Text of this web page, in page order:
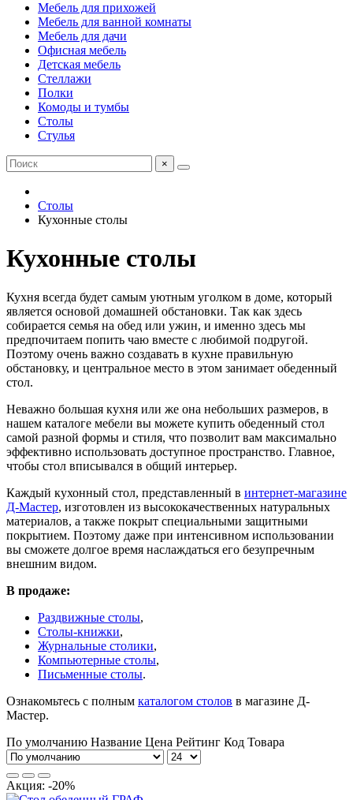
Мебель для прихожей
Мебель для ванной комнаты
Мебель для дачи
Офисная мебель
Детская мебель
Стеллажи
Полки
Комоды и тумбы
Столы
Стулья
×
Столы
Кухонные столы
Кухонные столы
Кухня всегда будет самым уютным уголком в доме, который
является основой домашней обстановки. Так как здесь
собирается семья на обед или ужин, и именно здесь мы
предпочитаем попить чаю вместе с любимой подругой.
Поэтому очень важно создавать в кухне правильную
обстановку, и центральное место в этом занимает обеденный
стол.
Неважно большая кухня или же она небольших размеров, в
нашем каталоге мебели вы можете купить обеденный стол
самой разной формы и стиля, что позволит вам максимально
эффективно использовать доступное пространство. Главное,
чтобы стол вписывался в общий интерьер.
Каждый кухонный стол, представленный в интернет-магазине
Д-Мастер, изготовлен из высококачественных натуральных
материалов, а также покрыт специальными защитными
покрытием. Поэтому даже при интенсивном использовании
вы сможете долгое время наслаждаться его безупречным
внешним видом.
В продаже:
Раздвижные столы,
Столы-книжки,
Журнальные столики,
Компьютерные столы,
Письменные столы.
Ознакомьтесь с полным каталогом столов в магазине Д-
Мастер.
По умолчанию Название Цена Рейтинг Код Товара
Акция: -20%